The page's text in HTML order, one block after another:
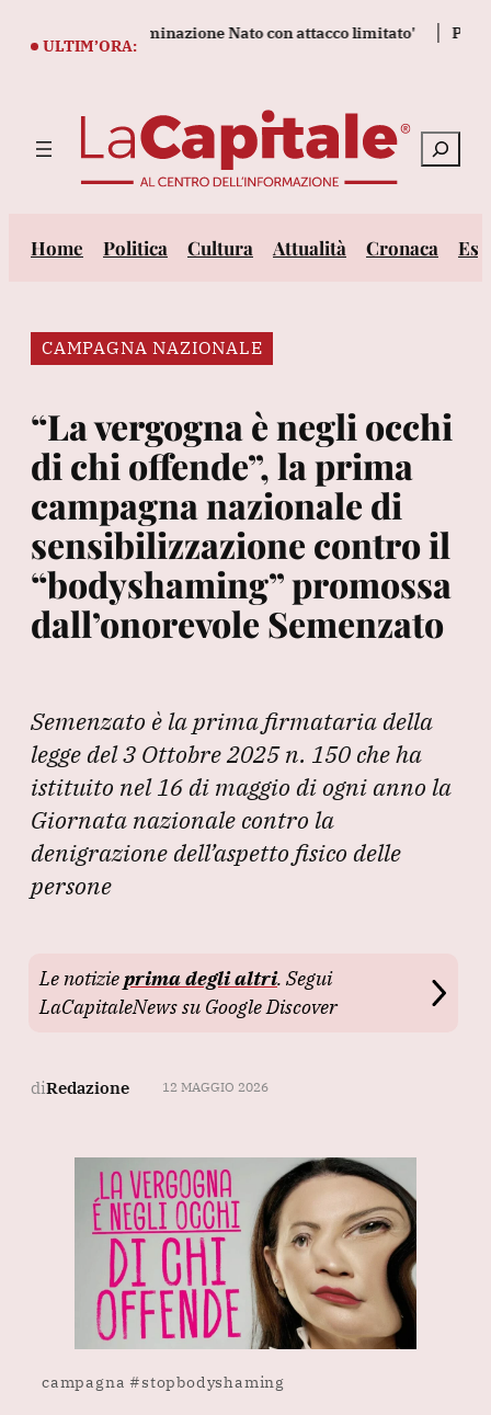
ULTIM’ORA:
la determinazione Nato con attacco limitato'
Cerca
Home Politica Cultura Attualità Cronaca
CAMPAGNA NAZIONALE
“La vergogna è negli occhi
di chi offende”, la prima
campagna nazionale di
sensibilizzazione contro il
“bodyshaming” promossa
dall’onorevole Semenzato
Semenzato è la prima firmataria della
legge del 3 Ottobre 2025 n. 150 che ha
istituito nel 16 di maggio di ogni anno la
Giornata nazionale contro la
denigrazione dell’aspetto fisico delle
persone
Le notizieprima degli altri. Segui
LaCapitaleNews su Google Discover
diRedazione 12 MAGGIO 2026
campagna #stopbodyshaming